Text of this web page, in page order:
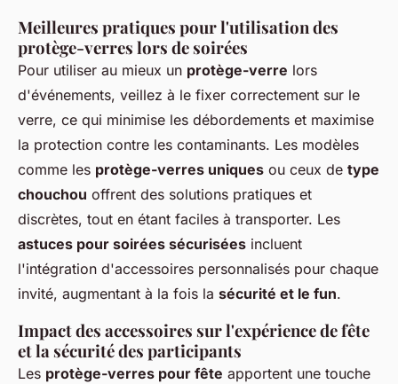
Meilleures pratiques pour l'utilisation des
protège-verres lors de soirées
Pour utiliser au mieux un protège-verre lors
d'événements, veillez à le fixer correctement sur le
verre, ce qui minimise les débordements et maximise
la protection contre les contaminants. Les modèles
comme les protège-verres uniques ou ceux de type
chouchou offrent des solutions pratiques et
discrètes, tout en étant faciles à transporter. Les
astuces pour soirées sécurisées incluent
l'intégration d'accessoires personnalisés pour chaque
invité, augmentant à la fois la sécurité et le fun.
Impact des accessoires sur l'expérience de fête
et la sécurité des participants
Les protège-verres pour fête apportent une touche